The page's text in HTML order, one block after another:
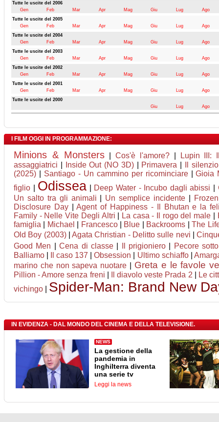
Tutte le uscite del 2006
Gen
Feb Mar Apr Mag Giu Lug
Ago
Tutte le uscite del 2005
Gen
Feb Mar Apr Mag Giu Lug
Ago
Tutte le uscite del 2004
Gen
Feb Mar Apr Mag Giu Lug
Ago
Tutte le uscite del 2003
Gen
Feb Mar Apr Mag Giu Lug
Ago
Tutte le uscite del 2002
Gen
Feb Mar Apr Mag Giu Lug
Ago
Tutte le uscite del 2001
Gen
Feb Mar Apr Mag Giu Lug
Ago
Tutte le uscite del 2000
Giu
Lug Ago
I FILM OGGI IN PROGRAMMAZIONE:
Minions & Monsters| Cos'è l'amore?|
Lupin III:
assaggiatrici
Inside Out (NO 3D)| Primavera
Il
(2025)
Santiago - Un cammino per ricominciare|Gioia
figlio
Odissea Deep Water - Incubo dagli abissi
Un salto tra gli animali
Un semplice incidente
Disclosure Day|Agent of Happiness - Il Bhutan e la
Family - Nelle Vite Degli Altri
La casa - Il rogo del male
famiglia
Michael Francesco| Blue Backrooms |The
Old Boy (2003)|Agata Christian - Delitto sulle nevi |
Good Men |Cena di classe| Il prigioniero
Pecore
Balliamo
Il caso 137 |Obsession Ultimo schiaffo|
marino che non sapeva nuotare
Greta e le favole
Pillion - Amore senza freni Il diavolo veste Prada 2
Le
vichingo
Spider-Man: Brand New
IN EVIDENZA - DAL MONDO DEL CINEMA E DELLA TELEVISIONE.
NEWS
La gestione della
pandemia in
Inghilterra diventa
una serie tv
Leggi la news